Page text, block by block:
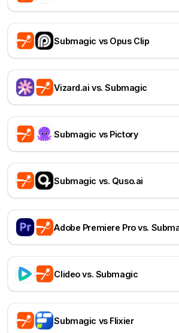
Submagic vs Opus Clip
Vizard.ai vs. Submagic
Submagic vs Pictory
Submagic vs. Quso.ai
Adobe Premiere Pro vs.
Clideo vs. Submagic
Submagic vs Flixier